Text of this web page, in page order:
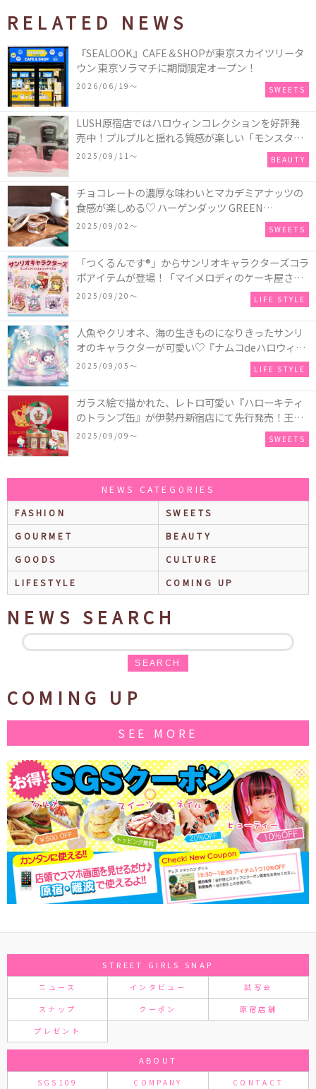
RELATED NEWS
『SEALOOK』CAFE＆SHOPが東京スカイツリータ
ウン 東京ソラマチに期間限定オープン！
2026/06/19〜 SWEETS
LUSH原宿店ではハロウィンコレクションを好評発
売中！プルプルと揺れる質感が楽しい「モンスター
オクトパス」や定番の「ゴースティー」「パンキン
2025/09/11〜 BEAUTY
チョコレートの濃厚な味わいとマカデミアナッツの
食感が楽しめる♡ ハーゲンダッツ GREEN
CRAFT(グリーンクラフト) ミニカップ『チョコレー
2025/09/02〜 SWEETS
「つくるんです®」からサンリオキャラクターズコラ
ボアイテムが登場！「マイメロディのケーキ屋さ
ん」などミニチュアハウス8種類と、「シナモロール
のメリーゴーランド」などオルゴールで動く仕掛け
付きのウッドパズル2種類♪
2025/09/20〜 LIFE STYLE
人魚やクリオネ、海の生きものになりきったサンリ
オのキャラクターが可愛い♡『ナムコdeハロウィン
2025～マーメイドファンタジー～』全国のアミュー
ズメント施設「ナムコ」「ナムコオンラインクレー
ン」で開催！
2025/09/05〜 LIFE STYLE
ガラス絵で描かれた、レトロ可愛い『ハローキティ
のトランプ缶』が伊勢丹新宿店にて先行発売！王冠
キティのフィギュア、キティトランプのステッカー
2025/09/09〜 SWEETS
NEWS CATEGORIES
FASHION
SWEETS
GOURMET
BEAUTY
GOODS
CULTURE
LIFESTYLE
COMING UP
NEWS SEARCH
SEARCH
COMING UP
SEE MORE
STREET GIRLS SNAP
ニュース インタビュー 試写会
スナップ クーポン 原宿店舗
プレゼント
ABOUT
SGS109 COMPANY CONTACT